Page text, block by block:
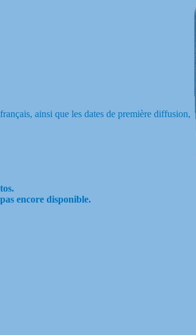
ainsi que les dates de première diffusion,
encore disponible.